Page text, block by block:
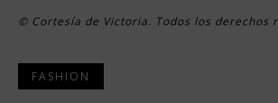
© Cortesía de Victoria. Todos los derechos
FASHION